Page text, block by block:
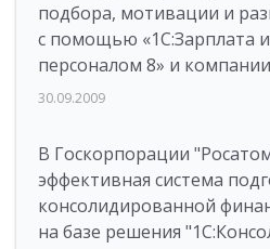
подбора, мотивации и
с помощью «1С:Зарплата
персоналом 8» и
30.09.2009
В Госкорпорации
эффективная система
консолидированной
на базе решения